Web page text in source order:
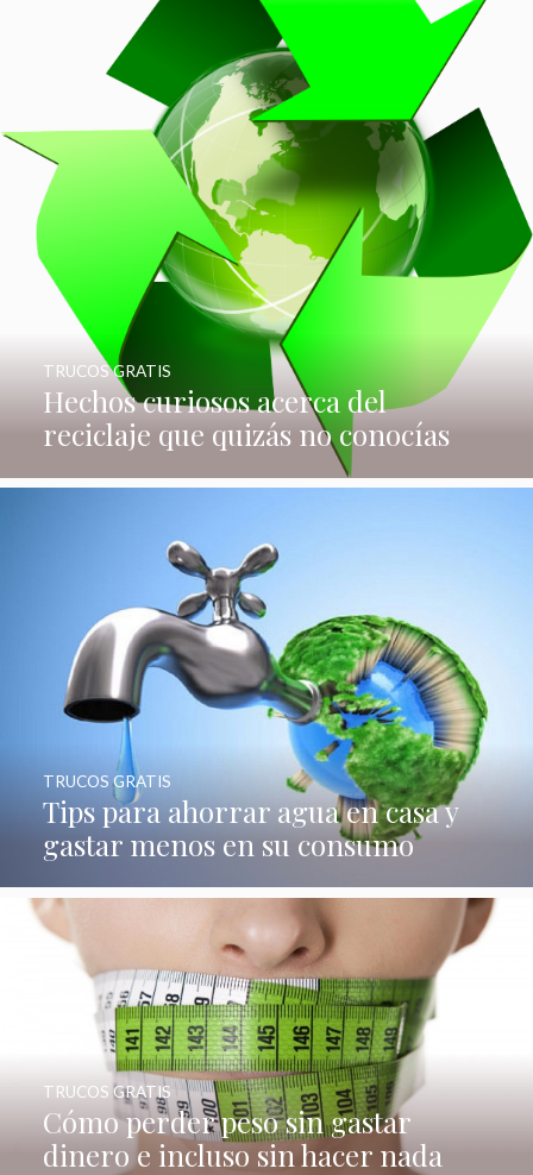
Hechos curiosos acerca del
reciclaje que quizás no conocías
TRUCOS GRATIS
Tips para ahorrar agua en casa y
gastar menos en su consumo
TRUCOS GRATIS
Cómo perder peso sin gastar
dinero e incluso sin hacer nada
TRUCOS GRATIS